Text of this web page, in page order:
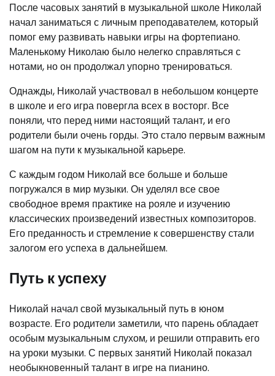
После часовых занятий в музыкальной школе Николай
начал заниматься с личным преподавателем, который
помог ему развивать навыки игры на фортепиано.
Маленькому Николаю было нелегко справляться с
нотами, но он продолжал упорно тренироваться.
Однажды, Николай участвовал в небольшом концерте
в школе и его игра повергла всех в восторг. Все
поняли, что перед ними настоящий талант, и его
родители были очень горды. Это стало первым важным
шагом на пути к музыкальной карьере.
С каждым годом Николай все больше и больше
погружался в мир музыки. Он уделял все свое
свободное время практике на рояле и изучению
классических произведений известных композиторов.
Его преданность и стремление к совершенству стали
залогом его успеха в дальнейшем.
Путь к успеху
Николай начал свой музыкальный путь в юном
возрасте. Его родители заметили, что парень обладает
особым музыкальным слухом, и решили отправить его
на уроки музыки. С первых занятий Николай показал
необыкновенный талант в игре на пианино.